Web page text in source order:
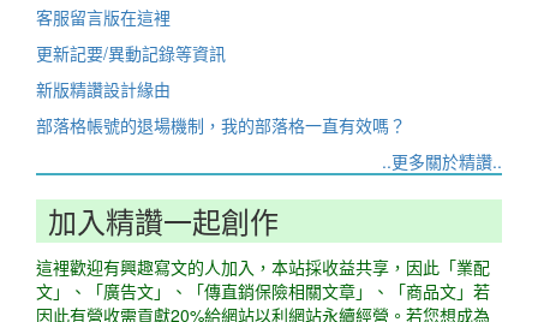
客服留言版在這裡
更新記要/異動記錄等資訊
新版精讚設計緣由
部落格帳號的退場機制，我的部落格一直有效嗎？
..更多關於精讚..
加入精讚一起創作
這裡歡迎有興趣寫文的人加入，本站採收益共享，因此「業配
文」、「廣告文」、「傳直銷保險相關文章」、「商品文」若
因此有營收需貢獻20%給網站以利網站永續經營。若您想成為